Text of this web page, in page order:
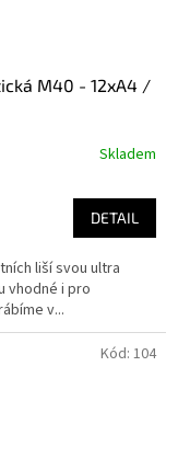
M40 - 12xA4 /
Skladem
DETAIL
liší svou ultra
vhodné i pro
v...
Kód: 104